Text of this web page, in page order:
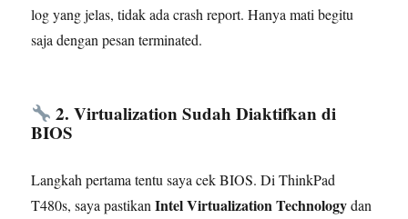
log yang jelas, tidak ada crash report. Hanya mati begitu
saja dengan pesan terminated.
2. Virtualization Sudah Diaktifkan di
BIOS
Langkah pertama tentu saya cek BIOS. Di ThinkPad
T480s, saya pastikanIntel Virtualization Technologydan